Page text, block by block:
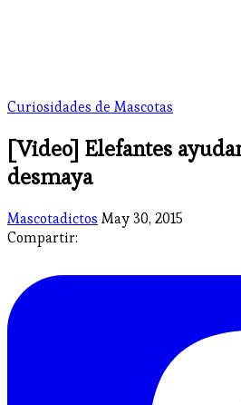
Curiosidades de Mascotas
[Video] Elefantes
desmaya
Mascotadictos May 30, 2015
Compartir: